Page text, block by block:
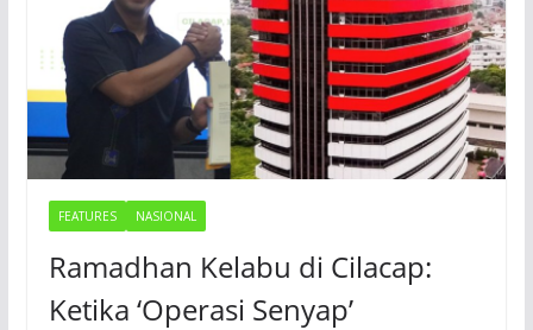
FEATURES NASIONAL
Ramadhan Kelabu di Cilacap:
Ketika ‘Operasi Senyap’